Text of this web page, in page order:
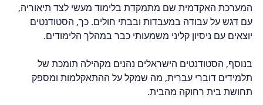
המערכת האקדמית שם מתמקדת בלימוד מעשי לצד תיאוריה,
עם דגש על עבודה במעבדות ובבתי חולים. כך, הסטודנטים
יוצאים עם ניסיון קליני משמעותי כבר במהלך הלימודים.
בנוסף, הסטודנטים הישראלים נהנים מקהילה תומכת של
תלמידים דוברי עברית, מה שמקל על ההתאקלמות ומספק
תחושת בית רחוקה מהבית.